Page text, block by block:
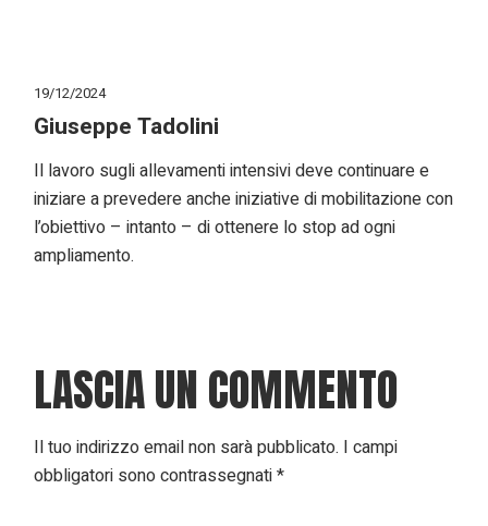
19/12/2024
Giuseppe Tadolini
Il lavoro sugli allevamenti intensivi deve continuare e
iniziare a prevedere anche iniziative di mobilitazione con
l’obiettivo – intanto – di ottenere lo stop ad ogni
ampliamento.
LASCIA UN COMMENTO
Il tuo indirizzo email non sarà pubblicato. I campi
obbligatori sono contrassegnati*